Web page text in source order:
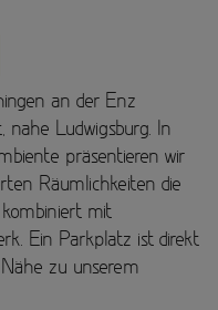
an der Enz
Ludwigsburg. In
präsentieren wir
Räumlichkeiten die
kombiniert mit
Ein Parkplatz ist direkt
zu unserem